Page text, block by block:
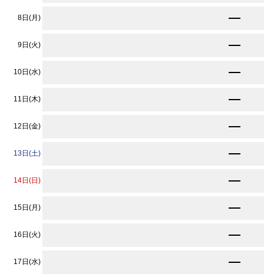
8日(月) ★
9日(火) ★
10日(水) ★
11日(木) ★
12日(金) ★
13日(土)
14日(日) ★
15日(月) ★
16日(火) ★
17日(水) ★